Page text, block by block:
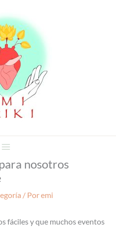
nosotros
/ Poremi
fáciles y que muchos eventos